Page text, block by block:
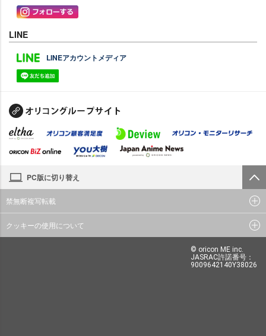
LINE
LINEアカウントメディア
PC版に切り替え
禁無断複写転載
クッキーの使用について
© oricon ME inc.
JASRAC許諾番号：
9009642140Y38026